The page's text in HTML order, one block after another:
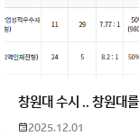
창원대 수시 .. 창원대
2025.12.01